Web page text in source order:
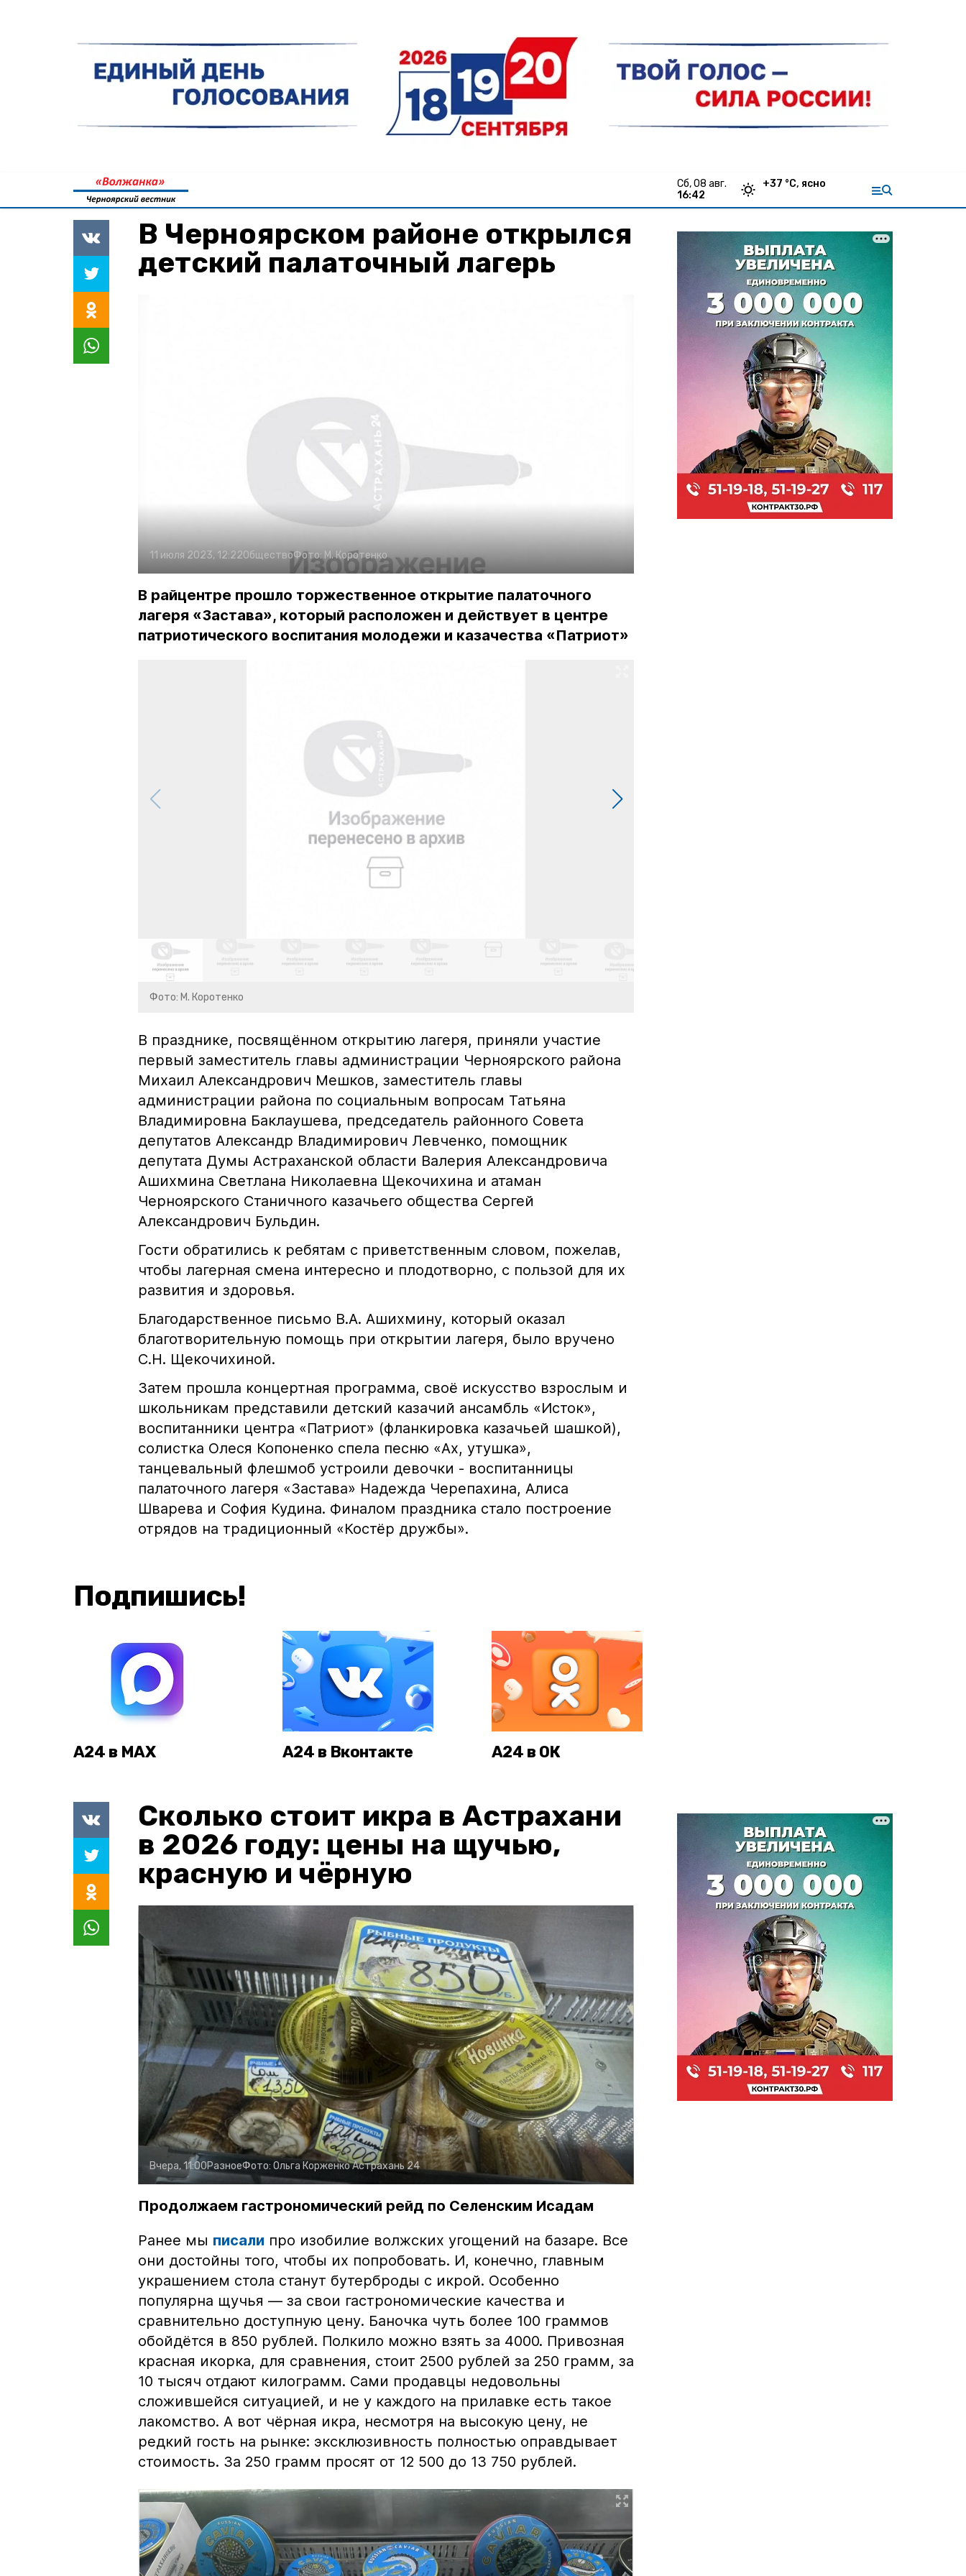
сб, 08 авг.
16:42
+37 °С, ясно
В Черноярском районе открылся
детский палаточный лагерь
11 июля 2023, 12:22ОбществоФото: М. Коротенко
В райцентре прошло торжественное открытие палаточного
лагеря «Застава», который расположен и действует в центре
патриотического воспитания молодежи и казачества «Патриот»
Фото: М. Коротенко
В празднике, посвящённом открытию лагеря, приняли участие
первый заместитель главы администрации Черноярского района
Михаил Александрович Мешков, заместитель главы
администрации района по социальным вопросам Татьяна
Владимировна Баклаушева, председатель районного Совета
депутатов Александр Владимирович Левченко, помощник
депутата Думы Астраханской области Валерия Александровича
Ашихмина Светлана Николаевна Щекочихина и атаман
Черноярского Станичного казачьего общества Сергей
Александрович Бульдин.
Гости обратились к ребятам с приветственным словом, пожелав,
чтобы лагерная смена интересно и плодотворно, с пользой для их
развития и здоровья.
Благодарственное письмо В.А. Ашихмину, который оказал
благотворительную помощь при открытии лагеря, было вручено
С.Н. Щекочихиной.
Затем прошла концертная программа, своё искусство взрослым и
школьникам представили детский казачий ансамбль «Исток»,
воспитанники центра «Патриот» (фланкировка казачьей шашкой),
солистка Олеся Копоненко спела песню «Ах, утушка»,
танцевальный флешмоб устроили девочки - воспитанницы
палаточного лагеря «Застава» Надежда Черепахина, Алиса
Шварева и София Кудина. Финалом праздника стало построение
отрядов на традиционный «Костёр дружбы».
Подпишись!
А24 в MAX А24 в Вконтакте А24 в ОК
Сколько стоит икра в Астрахани
в 2026 году: цены на щучью,
красную и чёрную
Вчера, 11:00РазноеФото: Ольга КорженкоАстрахань 24
Продолжаем гастрономический рейд по Селенским Исадам
Ранее мы писали про изобилие волжских угощений на базаре. Все
они достойны того, чтобы их попробовать. И, конечно, главным
украшением стола станут бутерброды с икрой. Особенно
популярна щучья — за свои гастрономические качества и
сравнительно доступную цену. Баночка чуть более 100 граммов
обойдётся в 850 рублей. Полкило можно взять за 4000. Привозная
красная икорка, для сравнения, стоит 2500 рублей за 250 грамм, за
10 тысяч отдают килограмм. Сами продавцы недовольны
сложившейся ситуацией, и не у каждого на прилавке есть такое
лакомство. А вот чёрная икра, несмотря на высокую цену, не
редкий гость на рынке: эксклюзивность полностью оправдывает
стоимость. За 250 грамм просят от 12 500 до 13 750 рублей.